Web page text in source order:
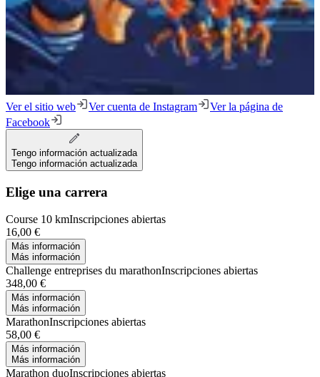
Ver el sitio web Ver cuenta de Instagram
Ver la página de
Facebook
Tengo información actualizada
Tengo información actualizada
Elige una carrera
Course 10 kmInscripciones abiertas
16,00 €
Más información
Más información
Challenge entreprises du marathonInscripciones abiertas
348,00 €
Más información
Más información
MarathonInscripciones abiertas
58,00 €
Más información
Más información
Marathon duoInscripciones abiertas